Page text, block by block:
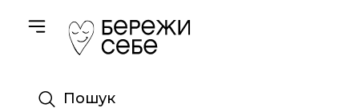
Toggle navigation
Пошук